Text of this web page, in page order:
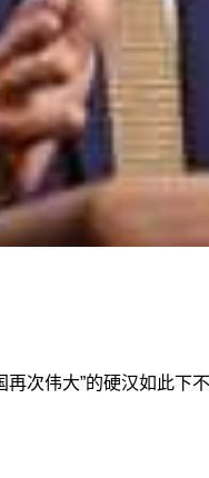
次伟大”的硬汉如此下